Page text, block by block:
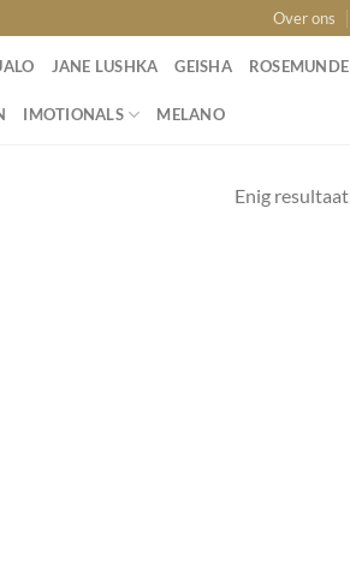
Over ons
JANE LUSHKA GEISHA ROSEMUNDE
IMOTIONALS MELANO
Enig resultaat